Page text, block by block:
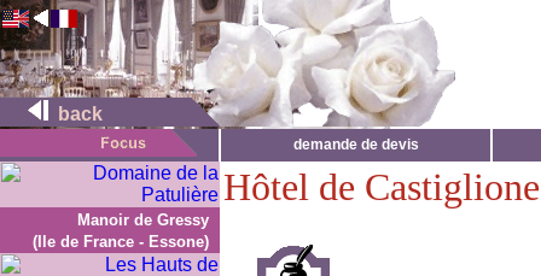
back
demande de devis
Manoir de Gressy
(Ile de France - Essone)
Hôtel de Castiglione